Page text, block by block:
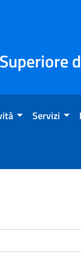
Servizi
-